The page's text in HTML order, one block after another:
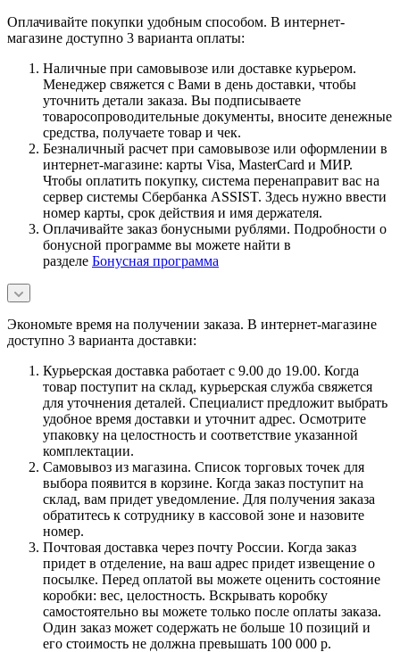
Оплачивайте покупки удобным способом. В интернет-
магазине доступно 3 варианта оплаты:
Наличные при самовывозе или доставке курьером.
Менеджер свяжется с Вами в день доставки, чтобы
уточнить детали заказа. Вы подписываете
товаросопроводительные документы, вносите денежные
средства, получаете товар и чек.
Безналичный расчет при самовывозе или оформлении в
интернет-магазине: карты Visa, MasterCard и МИР.
Чтобы оплатить покупку, система перенаправит вас на
сервер системы Сбербанка ASSIST. Здесь нужно ввести
номер карты, срок действия и имя держателя.
Оплачивайте заказ бонусными рублями. Подробности о
бонусной программе вы можете найти в
разделе Бонусная программа
Экономьте время на получении заказа. В интернет-магазине
доступно 3 варианта доставки:
Курьерская доставка работает с 9.00 до 19.00. Когда
товар поступит на склад, курьерская служба свяжется
для уточнения деталей. Специалист предложит выбрать
удобное время доставки и уточнит адрес. Осмотрите
упаковку на целостность и соответствие указанной
комплектации.
Самовывоз из магазина. Список торговых точек для
выбора появится в корзине. Когда заказ поступит на
склад, вам придет уведомление. Для получения заказа
обратитесь к сотруднику в кассовой зоне и назовите
номер.
Почтовая доставка через почту России. Когда заказ
придет в отделение, на ваш адрес придет извещение о
посылке. Перед оплатой вы можете оценить состояние
коробки: вес, целостность. Вскрывать коробку
самостоятельно вы можете только после оплаты заказа.
Один заказ может содержать не больше 10 позиций и
его стоимость не должна превышать 100 000 р.